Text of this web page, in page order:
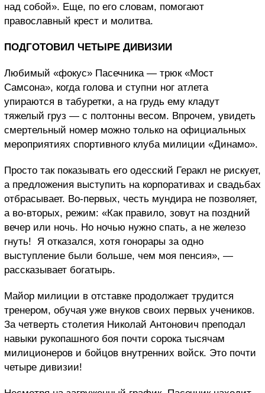
над собой». Еще, по его словам, помогают
православный крест и молитва.
ПОДГОТОВИЛ ЧЕТЫРЕ ДИВИЗИИ
Любимый «фокус» Пасечника — трюк «Мост
Самсона», когда голова и ступни ног атлета
упираются в табуретки, а на грудь ему кладут
тяжелый груз — с полтонны весом. Впрочем, увидеть
смертельный номер можно только на официальных
мероприятиях спортивного клуба милиции «Динамо».
Просто так показывать его одесский Геракл не рискует,
а предложения выступить на корпоративах и свадьбах
отбрасывает. Во-первых, честь мундира не позволяет,
а во-вторых, режим: «Как правило, зовут на поздний
вечер или ночь. Но ночью нужно спать, а не железо
гнуть! Я отказался, хотя гонорары за одно
выступление были больше, чем моя пенсия», —
рассказывает богатырь.
Майор милиции в отставке продолжает трудится
тренером, обучая уже внуков своих первых учеников.
За четверть столетия Николай Антонович преподал
навыки рукопашного боя почти сорока тысячам
милиционеров и бойцов внутренних войск. Это почти
четыре дивизии!